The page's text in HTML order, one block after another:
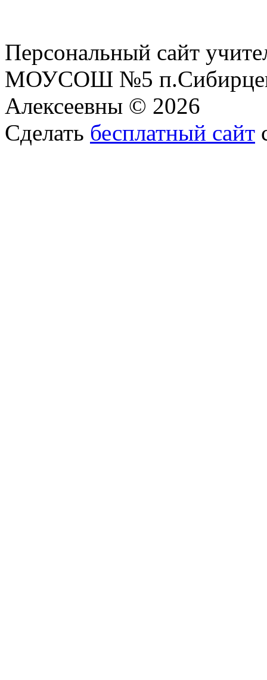
Персональный сайт
МОУСОШ №5
Алексеевны © 2026
Сделать бесплатный сайт